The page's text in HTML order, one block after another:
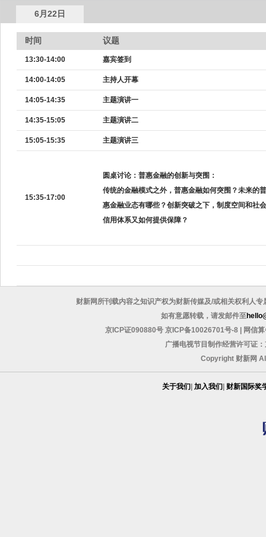
6月22日
时间 议题
13:30-14:00 嘉宾签到
14:00-14:05 主持人开幕
14:05-14:35 主题演讲一
14:35-15:05 主题演讲二
15:05-15:35 主题演讲三
15:35-17:00
圆桌讨论：普惠金融的创新与突围：
传统的金融模式之外，普惠金融如何突围？未来的普
惠金融业态有哪些？创新突破之下，制度空间和社会
信用体系又如何提供保障？
财新网所刊载内容之知识产权为财新传媒及/或相关权利人
如有意愿转载，请发邮件至
京ICP证090880号 京ICP备10026701号-8
网信
广播电视节目制作经营许可证
Copyright 财新网
关于我们 加入我们 财新国际奖